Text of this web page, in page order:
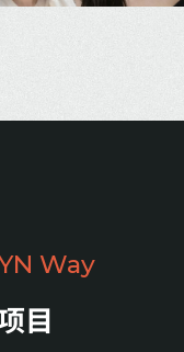
Way
目